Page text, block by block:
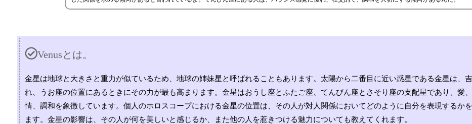
Venusとは。
金星は地球と大きさと重力が似ているため、地球の姉妹星と呼ばれることもあります。太陽から二番目に近い惑星である金星は、
れ、うお座の位置にあるときにその力が最も高まります。金星はおうし座とふたご座、てんびん座とさそり座の支配星であり、愛
情、調和を象徴しています。個人のホロスコープにおける金星の位置は、その人が対人関係においてどのように自分を表現するか
ます。金星の影響は、その人が何を美しいと感じるか、また他の人を惹きつける魅力についても教えてくれます。